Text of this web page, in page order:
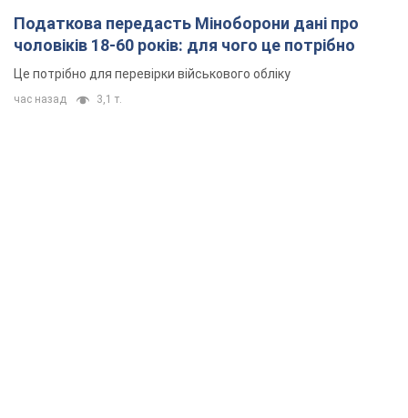
Податкова передасть Міноборони дані про
чоловіків 18-60 років: для чого це потрібно
Це потрібно для перевірки військового обліку
час назад 3,1 т.